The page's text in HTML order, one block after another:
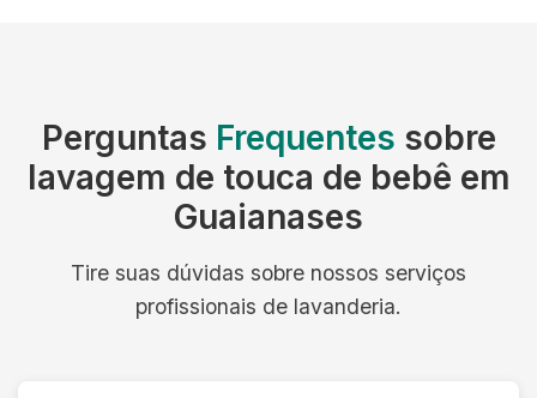
Perguntas Frequentes sobre
lavagem de touca de bebê em
Guaianases
Tire suas dúvidas sobre nossos serviços
profissionais de lavanderia.